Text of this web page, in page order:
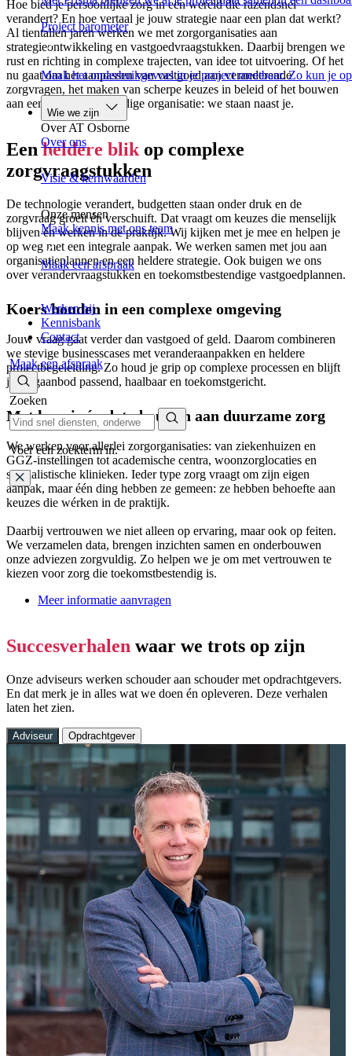
Project barometer
Maak het onderbuikgevoel in je project meetbaar. Zo kun je
Wie we zijn
Over AT Osborne
Over ons
Visie & kernwaarden
Onze mensen
Maak kennis met ons team
Maak een afspraak
Werken bij
Kennisbank
Contact
Maak een afspraak
Zoeken
Voer een zoekterm in.
Hoe bied je persoonlijke zorg in een wereld die razendsnel
verandert? En hoe vertaal je jouw strategie naar een plan dat werkt?
Al tientallen jaren werken we met zorgorganisaties aan
strategieontwikkeling en vastgoedvraagstukken. Daarbij brengen we
rust en richting in complexe trajecten, van idee tot uitvoering. Of het
nu gaat om het aanpassen van vastgoed aan veranderende
zorgvragen, het maken van scherpe keuzes in beleid of het bouwen
aan een toekomstbestendige organisatie: we staan naast je.
Eenheldere blikop complexe
zorgvraagstukken
De technologie verandert, budgetten staan onder druk en de
zorgvraag groeit én verschuift. Dat vraagt om keuzes die menselijk
blijven én werken in de praktijk. Wij kijken met je mee en helpen je
op weg met een integrale aanpak. We werken samen met jou aan
organisatieplannen en een heldere strategie. Ook buigen we ons
over verandervraagstukken en toekomstbestendige vastgoedplannen.
Koers houden in een complexe omgeving
Jouw vraag gaat verder dan vastgoed of geld. Daarom combineren
we stevige businesscases met veranderaanpakken en heldere
projectbegeleiding. Zo houd je grip op complexe processen en blijft
je zorgaanbod passend, haalbaar en toekomstgericht.
Met kennis én data bouwen aan duurzame zorg
We werken voor allerlei zorgorganisaties: van ziekenhuizen en
GGZ-instellingen tot academische centra, woonzorglocaties en
specialistische klinieken. Ieder type zorg vraagt om zijn eigen
aanpak, maar één ding hebben ze gemeen: ze hebben behoefte aan
keuzes die wérken in de praktijk.
Daarbij vertrouwen we niet alleen op ervaring, maar ook op feiten.
We verzamelen data, brengen inzichten samen en onderbouwen
onze adviezen zorgvuldig. Zo helpen we je om met vertrouwen te
kiezen voor zorg die toekomstbestendig is.
Meer informatie aanvragen
Succesverhalen waar we trots op zijn
Onze adviseurs werken schouder aan schouder met opdrachtgevers.
En dat merk je in alles wat we doen én opleveren. Deze verhalen
laten het zien.
Adviseur Opdrachtgever